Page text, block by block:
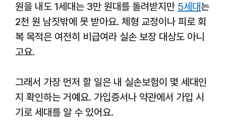
원을 내도 1세대는 3만 원대를 돌려받지만 5세대는
2천 원 남짓밖에 못 받아요. 체형 교정이나 피로 회
복 목적은 여전히 비급여라 실손 보장 대상도 아니
고요.
그래서 가장 먼저 할 일은 내 실손보험이 몇 세대인
지 확인하는 거예요. 가입증서나 약관에서 가입 시
기로 세대를 알 수 있어요.